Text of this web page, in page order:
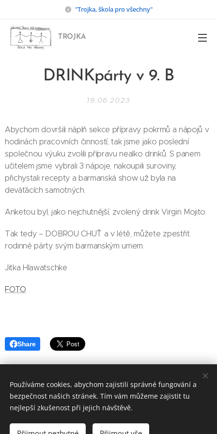
"Trojka, škola pro všechny"
TROJKA
DRINKpárty v 9. B
19.06.2023
Abychom dovršili náplň sekce přípravy pokrmů a nápojů v
hodinách pracovních činností, tak jsme jako poslední
společnou výuku zvolili přípravu nealko drinků. S panem
učitelem jsme vybrali 3 nápoje, nakoupili suroviny,
přichystali recepty a barmanská show už byla na
deváťácích samotných.
Anketou byl, jako nejchutnější, zvolený drink Virgin Mojito.
Tak tedy – DOBROU CHUŤ a v létě, můžete zpestřit
rodinné párty svým barmanským umem.
Jitka Hlawatschke
FOTO
Share
Základní škola, Jičín, Poděbradova 18
Všechna práva vyhrazena.
Používáme cookies, abychom zajistili správné fungování a
bezpečnost našich stránek. Tím vám můžeme zajistit tu
nejlepší zkušenost při jejich návštěvě.